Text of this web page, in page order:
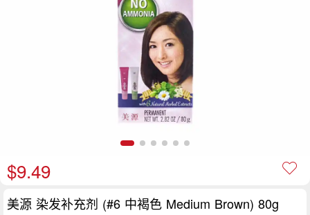
$9.49
美源 染发补充剂 (#6 中褐色 Medium Brown) 80g